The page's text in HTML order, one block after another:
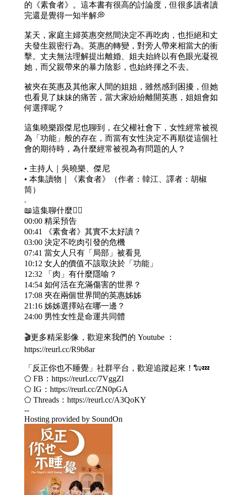
的《素食者》。這本書有很高的討論度，但很多讀者讀
完還是覺得一知半解💭
某天，家庭主婦英惠突然間決定不再吃肉，也拒絕和丈
夫發生親密行為。英惠的轉變，對旁人帶來相當大的衝
擊。丈夫無法理解提出離婚、姐夫始終以有色眼光凝視
她，而父親帶來的暴力陰影，也始終揮之不去。
被夾在英惠及其他家人間的姐姐，雖然感到困擾，但她
也看見了妹妹的痛苦，當大家紛紛離開英惠，姐姐會如
何選擇呢？
這集曉樂跟傑尼也聊到，在父權社會下，女性經常被視
為「功能」般的存在，而當有女性決定不再順從這個社
會的期待時，為什麼經常被視為有問題的人？
• 主持人｜吳曉樂、傑尼
• 本集讀物｜《素食者》（作者：韓江、譯者：胡椒
筒）
.
📖這集聊什麼👇🏻
00:00 精采預告
00:41 《素食者》其實不太好讀？
03:00 決定不吃肉引發的危機
07:41 當女人只有「局部」被看見
10:12 女人的價值不該取決於「功能」
12:32 「肉」有什麼隱喻？
14:54 如何活在充滿傷害的世界？
17:08 夾在兩個世界間的英惠姊姊
21:16 姊姊選擇站在哪一邊？
24:00 男性女性是命運共同體
🎬更多精采影像，歡迎來我們的 Youtube ：
https://reurl.cc/R9b8ar
「反正你也不睡覺」社群平台，歡迎追蹤起來！🐑💤
⬠ FB：https://reurl.cc/7VggZl
⬠ IG：https://reurl.cc/ZN0pGA
⬠ Threads：https://reurl.cc/A3QoKY
--
Hosting provided by SoundOn